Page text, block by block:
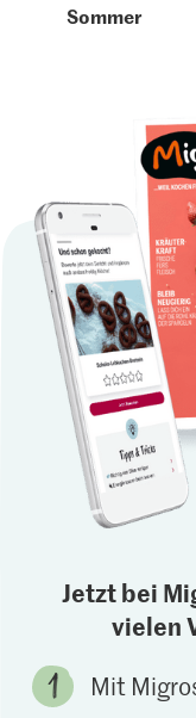
Sommer
Jetzt bei
vielen
Mit